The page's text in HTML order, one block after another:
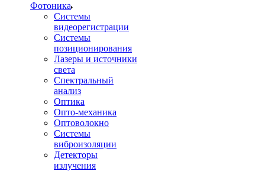
Фотоника
Cистемы
видеорегистрации
Системы
позиционирования
Лазеры и источники
света
Спектральный
анализ
Оптика
Опто-механика
Оптоволокно
Системы
виброизоляции
Детекторы
излучения